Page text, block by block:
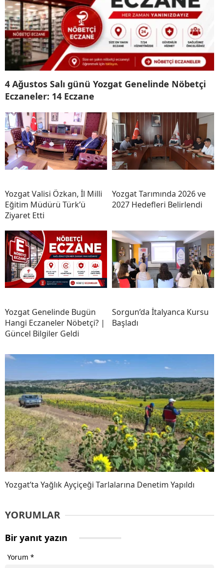
4 Ağustos Salı günü Yozgat Genelinde Nöbetçi
Eczaneler: 14 Eczane
Yozgat Valisi Özkan, İl Milli
Eğitim Müdürü Türk’ü
Ziyaret Etti
Yozgat Tarımında 2026 ve
2027 Hedefleri Belirlendi
Yozgat Genelinde Bugün
Hangi Eczaneler Nöbetçi? |
Güncel Bilgiler Geldi
Sorgun’da İtalyanca Kursu
Başladı
Yozgat’ta Yağlık Ayçiçeği Tarlalarına Denetim Yapıldı
YORUMLAR
Bir yanıt yazın
Yorum *